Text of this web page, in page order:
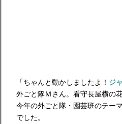
「ちゃんと動かしましたよ！ ジ
外ごと隊Ｍさん。看守長屋横の花
今年の外ごと隊・園芸班のテー
でした。